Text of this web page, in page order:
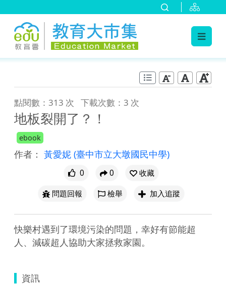
點閱數：313 次 下載次數：3 次
地板裂開了？！
ebook
作者： 黃愛妮 (臺中市立大墩國民中學)
0 0
收藏
問題回報
檢舉 加入追蹤
快樂村遇到了環境污染的問題，幸好有節能超
人、減碳超人協助大家拯救家園。
資訊